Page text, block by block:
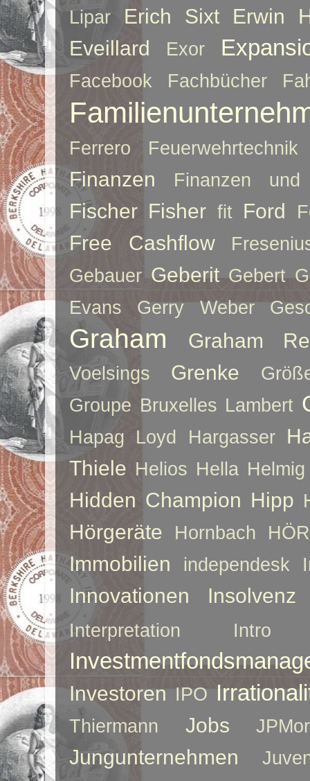
Lipar
Erich Sixt
Erwin
Eveillard
Exor
Facebook Fachbücher
Ferrero Feuerwehrtechnik
Finanzen Finanzen und
Fischer Fisher fit Ford
Free Cashflow
Gebauer Geberit Gebert
Evans
Gerry Weber
Graham Graham
Voelsings Grenke
Groupe Bruxelles Lambert
Hapag Loyd Hargasser
Thiele Helios Hella Helmig
Hidden Champion Hipp
Hörgeräte Hornbach
Immobilien independesk
Innovationen Insolvenz
Interpretation Intro
Investoren IPO
Thiermann Jobs
Jungunternehmen